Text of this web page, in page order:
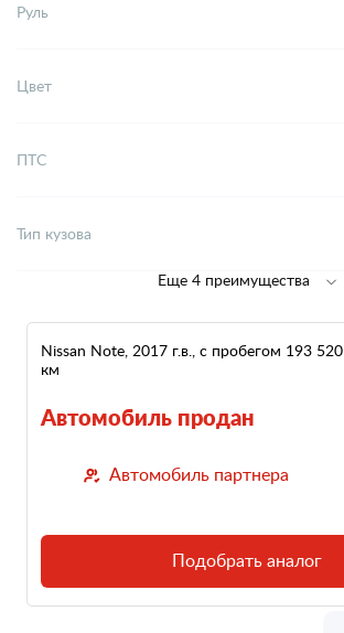
Руль
Цвет
ПТС
Тип кузова
Еще 4 преимущества
Nissan Note, 2017 г.в., с пробегом 193 520
км
Автомобиль продан
Автомобиль партнера
Подобрать аналог